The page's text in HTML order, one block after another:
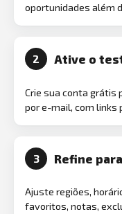
oportunidades além
2 Ative o
Crie sua conta grátis
por e-mail, com links
3 Refine
Ajuste regiões,
favoritos, notas,